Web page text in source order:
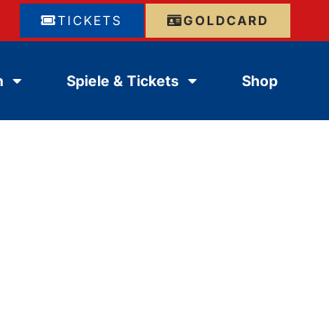
GOLDCARD
TICKETS
Spiele & Tickets Shop